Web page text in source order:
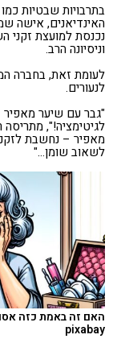
בתרבויות שבטיות
האינדיאנים, אישה
נכנסת למועצת זקני
וניסיונה הרב.
לעומת זאת, בחברה
לנעורים.
"גבר עם שיער
לגיטימציה!",
מאפיר – נחשבת
לשאוב שומן…"
האם זה באמת כזה
pixabay